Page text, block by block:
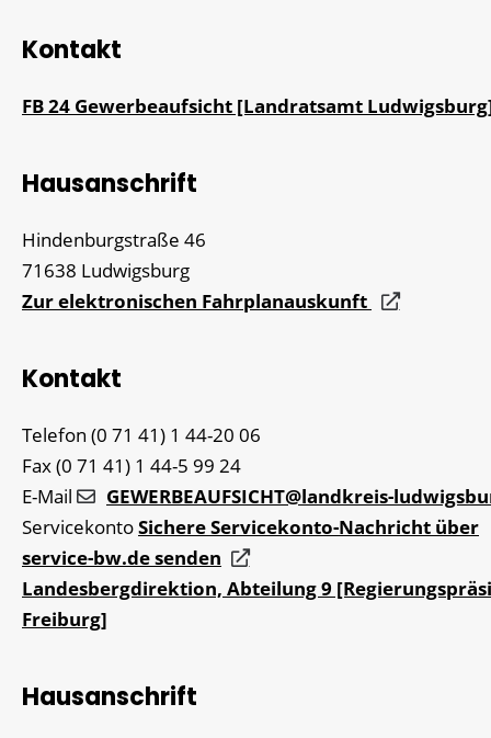
Kontakt
FB 24 Gewerbeaufsicht [Landratsamt
Hausanschrift
Hindenburgstraße 46
71638 Ludwigsburg
Zur elektronischen Fahrplanauskunft
Kontakt
Telefon (0 71 41) 1 44-20 06
Fax(0 71 41) 1 44-5 99 24
E-Mail
GEWERBEAUFSICHT@landkreis-
ServicekontoSichere Servicekonto-Nachricht über
service-bw.de senden
Landesbergdirektion, Abteilung 9
Freiburg]
Hausanschrift